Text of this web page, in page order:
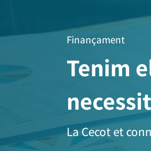
Finançament
Tenim
La Cecot et